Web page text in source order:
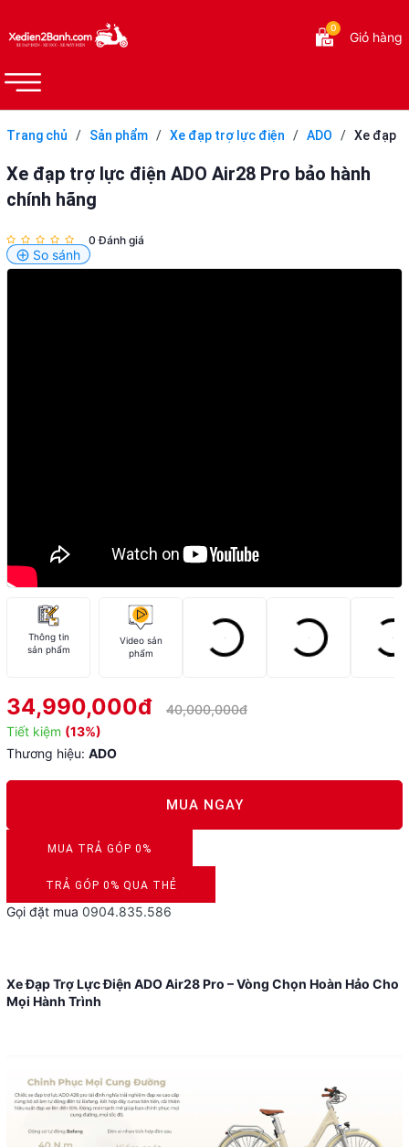
0
Giỏ hàng
Trang chủ / Sản phẩm / Xe đạp trợ lực điện / ADO / Xe đạp
Xe đạp trợ lực điện ADO Air28 Pro bảo hành
chính hãng
0 Đánh giá
So sánh
Thông tin
sản phẩm
Video sản
phẩm
34,990,000đ
40,000,000đ
Tiết kiệm (13%)
Thương hiệu: ADO
MUA NGAY
MUA TRẢ GÓP 0%
DUYỆT HỒ SƠ RONG 5 PHÚT
TRẢ GÓP 0% QUA THẺ
VISA, MASTERCARD, JCB, AMEX
Gọi đặt mua 0904.835.586
Xe Đạp Trợ Lực Điện ADO Air28 Pro – Vòng Chọn Hoàn Hảo Cho
Mọi Hành Trình